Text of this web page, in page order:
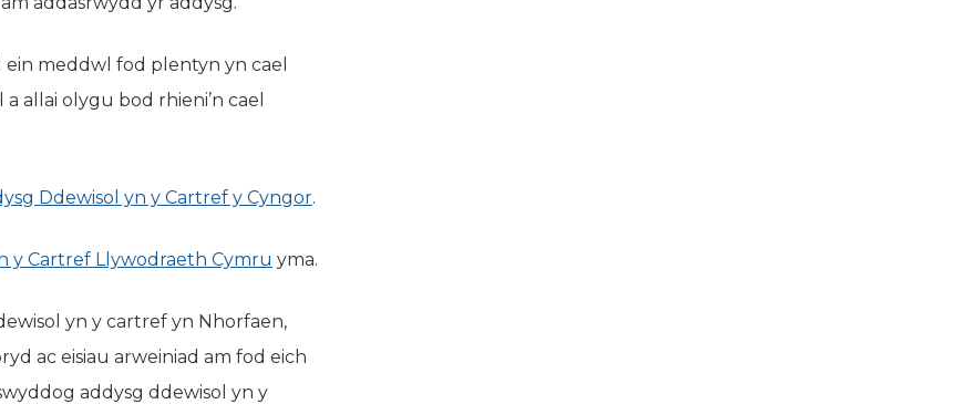
ein meddwl fod plentyn yn cael
allai olygu bod rhieni’n cael
Ddewisol yn y Cartref y Cyngor(yn agor mewn tab newydd)
.
y Cartref Llywodraeth Cymru (yn agor mewn tab newydd)
yma.
yn y cartref yn Nhorfaen,
ac eisiau arweiniad am fod eich
addysg ddewisol yn y